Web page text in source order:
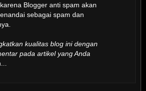
Blogger anti spam akan
sebagai spam dan
kualitas blog ini dengan
pada artikel yang Anda